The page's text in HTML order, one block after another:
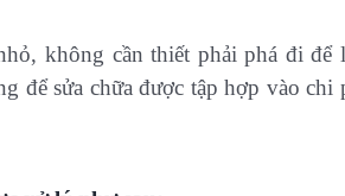
không cần thiết phải phá đi để
để sửa chữa được tập hợp vào chi